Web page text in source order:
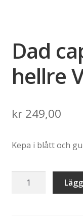
Dad
hellre
kr249,00
Kepa i blått och